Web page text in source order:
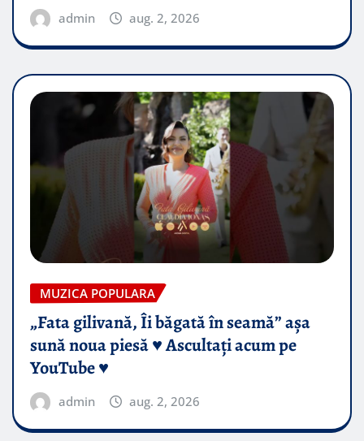
admin aug. 2, 2026
MUZICA POPULARA
„Fata gilivană, Îi băgată în seamă” așa
sună noua piesă ♥️ Ascultați acum pe
YouTube ♥️
admin aug. 2, 2026